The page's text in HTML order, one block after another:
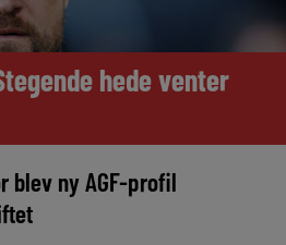
hede venter
blev ny AGF-profil